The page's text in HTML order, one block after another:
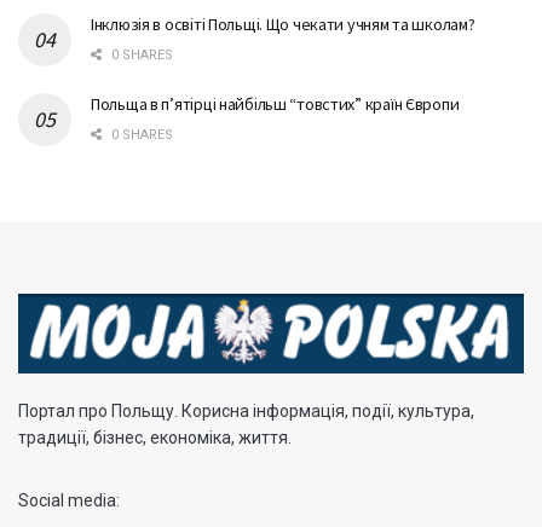
Інклюзія в освіті Польщі. Що чекати учням та школам?
0 SHARES
Польща в п’ятірці найбільш “товстих” країн Європи
0 SHARES
Портал про Польщу. Корисна інформація, події, культура,
традиції, бізнес, економіка, життя.
Social media: